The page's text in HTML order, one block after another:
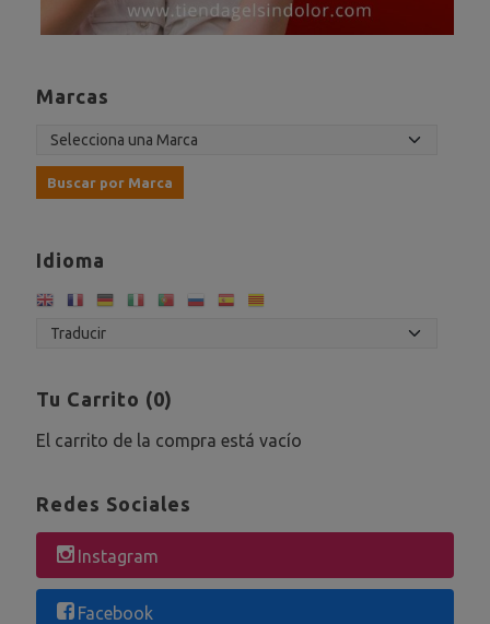
Marcas
Idioma
Tu Carrito (0)
El carrito de la compra está vacío
Redes Sociales
Instagram
Facebook